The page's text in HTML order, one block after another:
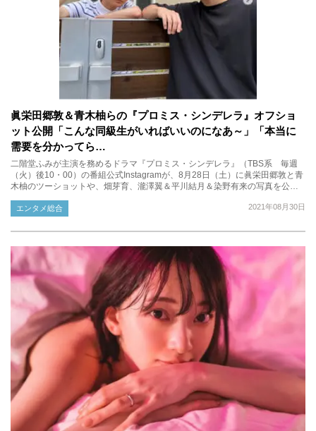
眞栄田郷敦＆青木柚らの『プロミス・シンデレラ』オフショ
ット公開「こんな同級生がいればいいのになあ～」「本当に
需要を分かってら…
二階堂ふみが主演を務めるドラマ『プロミス・シンデレラ』（TBS系 毎週
（火）後10・00）の番組公式Instagramが、8月28日（土）に眞栄田郷敦と青
木柚のツーショットや、畑芽育、瀧澤翼＆平川結月＆染野有来の写真を公…
2021年08月30日
エンタメ総合